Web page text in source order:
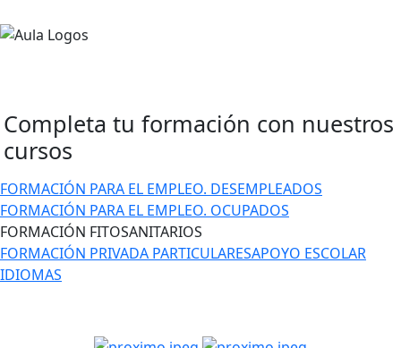
Completa tu formación con nuestros
cursos
FORMACIÓN PARA EL EMPLEO. DESEMPLEADOS
FORMACIÓN PARA EL EMPLEO. OCUPADOS
FORMACIÓN FITOSANITARIOS
FORMACIÓN PRIVADA PARTICULARESAPOYO ESCOLAR
IDIOMAS